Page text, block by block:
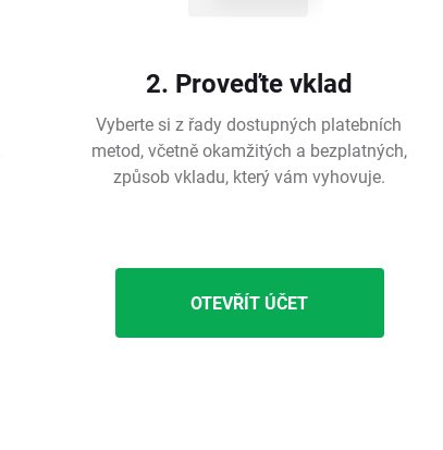
2. Proveďte vklad
Vyberte si z řady dostupných platebních
metod, včetně okamžitých a bezplatných,
způsob vkladu, který vám vyhovuje.
OTEVŘÍT ÚČET